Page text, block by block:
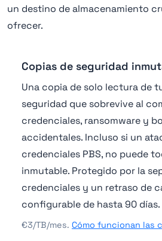
un destino de almacenamiento
ofrecer.
Copias de seguridad
Una copia de solo lectura de
seguridad que sobrevive al
credenciales, ransomware y
accidentales. Incluso si un
credenciales PBS, no puede
inmutable. Protegido por la
credenciales y un retraso de
configurable de hasta 90 días.
€3/TB/mes. Cómo funcionan las